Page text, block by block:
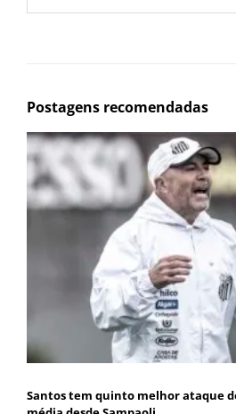
Postagens recomendadas
Santos tem quinto melhor ataque